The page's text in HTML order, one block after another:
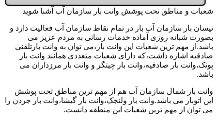
شعبات و مناطق تخت پوشش وانت بار سازمان آب آشنا شوید
نیسان بار سازمان آب بار در تمام نقاط سازمان آب فعالیت دارد و
بصورت شبانه روزی آماده خدمات رسانی به مردم عزیز می
باشد.از مهم ترین شعبات این وانت بار،می توان به وانت بارتلفنی
صادقیه اشاره داشت،که دارای شعبات متعددی همانند وانت بار
پونک،وانت بار صادقیه،وانت بار چیتگر و وانت بار مرزداران می
باشد.
وانت بار شمال سازمان آب هم از مهم ترین مناطق تحت پوشش
این اتوبار می باشد.وانت بار ولنجک،وانت بار گیشا،وانت بار جردن را
می توان از مهم ترین شعبات این منطقه دانست.